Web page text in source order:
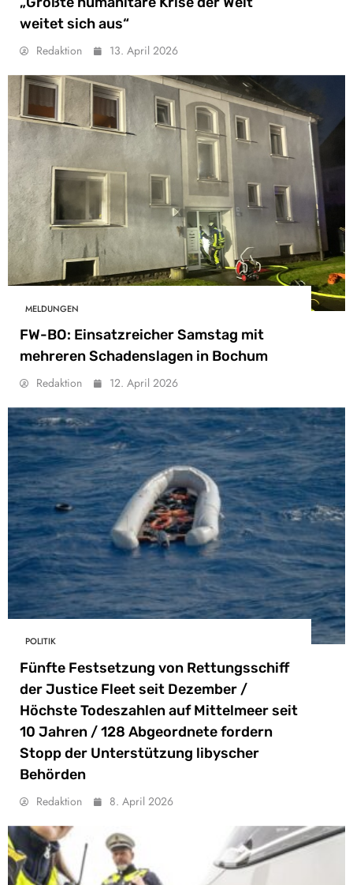
weitet sich aus“
Redaktion 13. April 2026
MELDUNGEN
FW-BO: Einsatzreicher Samstag mit
mehreren Schadenslagen in Bochum
Redaktion 12. April 2026
POLITIK
Fünfte Festsetzung von Rettungsschiff
der Justice Fleet seit Dezember /
Höchste Todeszahlen auf Mittelmeer seit
10 Jahren / 128 Abgeordnete fordern
Stopp der Unterstützung libyscher
Behörden
Redaktion 8. April 2026